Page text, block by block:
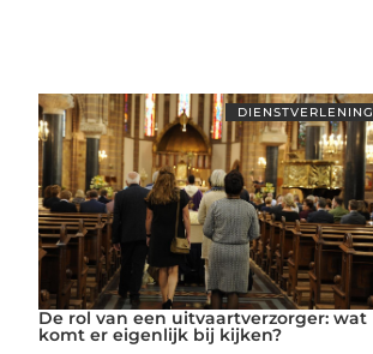
DIENSTVERLENING
De rol van een uitvaartverzorger: wat
komt er eigenlijk bij kijken?